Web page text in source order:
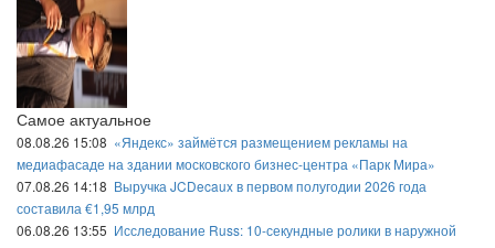
Самое актуальное
08.08.26 15:08 «Яндекс» займётся размещением рекламы на
медиафасаде на здании московского бизнес-центра «Парк Мира»
07.08.26 14:18 Выручка JCDecaux в первом полугодии 2026 года
составила €1,95 млрд
06.08.26 13:55 Исследование Russ: 10-секундные ролики в наружной